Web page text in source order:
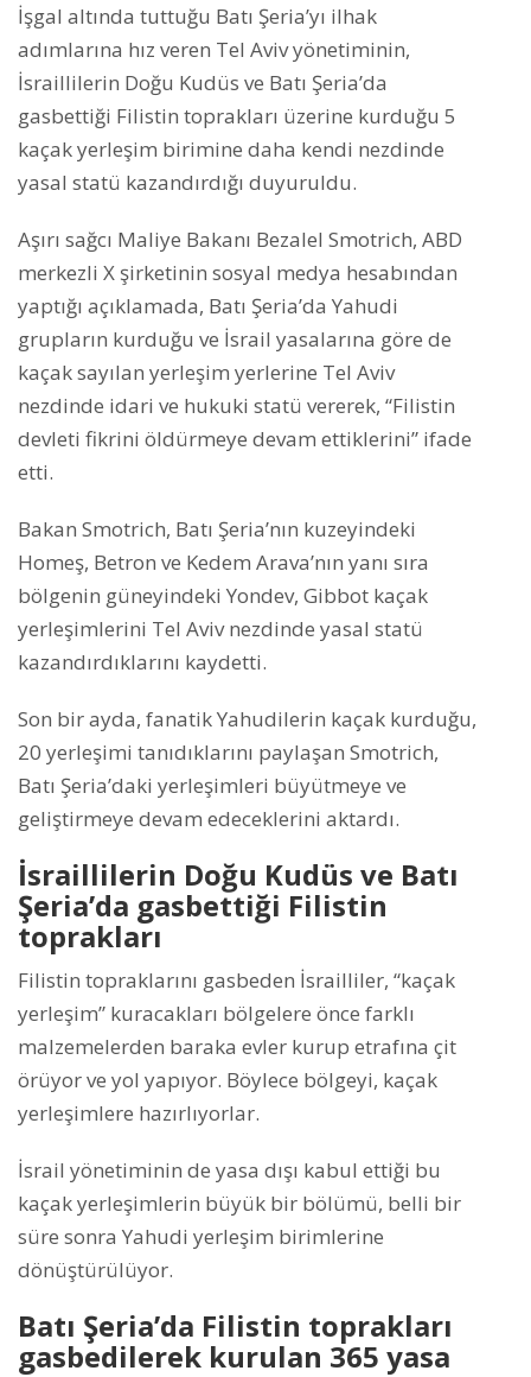
İşgal altında tuttuğu Batı Şeria’yı ilhak
adımlarına hız veren Tel Aviv yönetiminin,
İsraillilerin Doğu Kudüs ve Batı Şeria’da
gasbettiği Filistin toprakları üzerine kurduğu 5
kaçak yerleşim birimine daha kendi nezdinde
yasal statü kazandırdığı duyuruldu.
Aşırı sağcı Maliye Bakanı Bezalel Smotrich, ABD
merkezli X şirketinin sosyal medya hesabından
yaptığı açıklamada, Batı Şeria’da Yahudi
grupların kurduğu ve İsrail yasalarına göre de
kaçak sayılan yerleşim yerlerine Tel Aviv
nezdinde idari ve hukuki statü vererek, “Filistin
devleti fikrini öldürmeye devam ettiklerini” ifade
etti.
Bakan Smotrich, Batı Şeria’nın kuzeyindeki
Homeş, Betron ve Kedem Arava’nın yanı sıra
bölgenin güneyindeki Yondev, Gibbot kaçak
yerleşimlerini Tel Aviv nezdinde yasal statü
kazandırdıklarını kaydetti.
Son bir ayda, fanatik Yahudilerin kaçak kurduğu,
20 yerleşimi tanıdıklarını paylaşan Smotrich,
Batı Şeria’daki yerleşimleri büyütmeye ve
geliştirmeye devam edeceklerini aktardı.
İsraillilerin Doğu Kudüs ve Batı
Şeria’da gasbettiği Filistin
toprakları
Filistin topraklarını gasbeden İsrailliler, “kaçak
yerleşim” kuracakları bölgelere önce farklı
malzemelerden baraka evler kurup etrafına çit
örüyor ve yol yapıyor. Böylece bölgeyi, kaçak
yerleşimlere hazırlıyorlar.
İsrail yönetiminin de yasa dışı kabul ettiği bu
kaçak yerleşimlerin büyük bir bölümü, belli bir
süre sonra Yahudi yerleşim birimlerine
dönüştürülüyor.
Batı Şeria’da Filistin toprakları
gasbedilerek kurulan 365 yasa